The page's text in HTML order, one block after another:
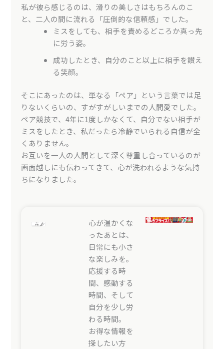
私が彼ら感じるのは、滑りの美しさはもちろんのこ
と、二人の間に流れる「圧倒的な信頼感」でした。
ミスをしても、相手を責めるどころか真っ先
に労う姿。
成功したとき、自分のこと以上に相手を讃え
る笑顔。
そこにあったのは、単なる「ペア」という言葉では足
りないくらいの、すがすがしいまでの人間愛でした。
ペア競技で、4年に1度しかなくて、自分でない相手が
ミスをしたとき、私だったら冷静でいられる自信が全
くありません。
お互いを一人の人間として深く尊重し合っているのが
画面越しにも伝わってきて、心が洗われるような気持
ちになりました。
心が温かくな
ったあとは、
日常にも小さ
な楽しみを。
応援する時
間、感動する
時間、そして
自分を少し労
わる時間。
お得な情報を
探したい方